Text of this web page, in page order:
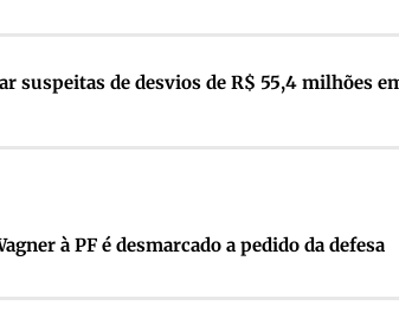
suspeitas de desvios de R$ 55,4 milhões
à PF é desmarcado a pedido da defesa